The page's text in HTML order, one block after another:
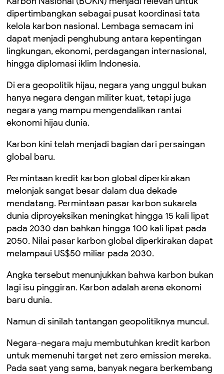
dipertimbangkan sebagai pusat koordinasi tata
kelola karbon nasional. Lembaga semacam ini
dapat menjadi penghubung antara kepentingan
lingkungan, ekonomi, perdagangan internasional,
hingga diplomasi iklim Indonesia.
Di era geopolitik hijau, negara yang unggul bukan
hanya negara dengan militer kuat, tetapi juga
negara yang mampu mengendalikan rantai
ekonomi hijau dunia.
Karbon kini telah menjadi bagian dari persaingan
global baru.
Permintaan kredit karbon global diperkirakan
melonjak sangat besar dalam dua dekade
mendatang. Permintaan pasar karbon sukarela
dunia diproyeksikan meningkat hingga 15 kali lipat
pada 2030 dan bahkan hingga 100 kali lipat pada
2050. Nilai pasar karbon global diperkirakan dapat
melampaui US$50 miliar pada 2030.
Angka tersebut menunjukkan bahwa karbon bukan
lagi isu pinggiran. Karbon adalah arena ekonomi
baru dunia.
Namun di sinilah tantangan geopolitiknya muncul.
Negara-negara maju membutuhkan kredit karbon
untuk memenuhi target net zero emission mereka.
Pada saat yang sama, banyak negara berkembang